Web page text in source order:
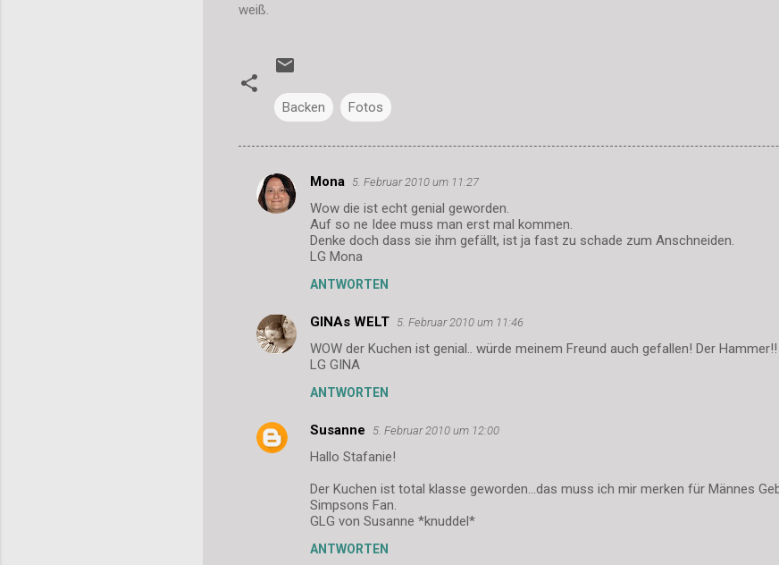
weiß.
Backen Fotos
K
n
t
Mona 5. Februar 2010 um 11:27
Wow die ist echt genial geworden.
Auf so ne Idee muss man erst mal kommen.
Denke doch dass sie ihm gefällt, ist ja fast zu schade zum Anschneiden.
LG Mona
ANTWORTEN
GINAs WELT 5. Februar 2010 um 11:46
WOW der Kuchen ist genial.. würde meinem Freund auch gefallen! Der
LG GINA
ANTWORTEN
Susanne 5. Februar 2010 um 12:00
Hallo Stafanie!
Der Kuchen ist total klasse geworden...das muss ich mir merken für Männes
Simpsons Fan.
GLG von Susanne *knuddel*
ANTWORTEN